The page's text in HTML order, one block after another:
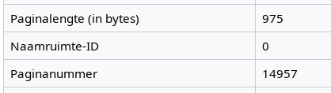
Paginalengte (in bytes)
975
Naamruimte-ID
0
Paginanummer
14957